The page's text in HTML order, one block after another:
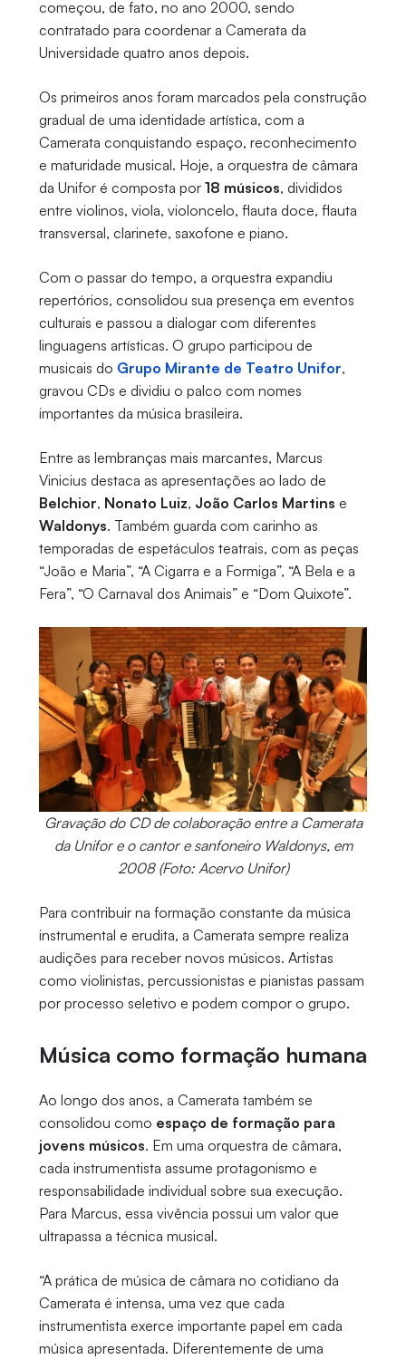
começou, de fato, no ano 2000, sendo
contratado para coordenar a Camerata da
Universidade quatro anos depois.
Os primeiros anos foram marcados pela construção
gradual de uma identidade artística, com a
Camerata conquistando espaço, reconhecimento
e maturidade musical. Hoje, a orquestra de câmara
da Unifor é composta por 18 músicos, divididos
entre violinos, viola, violoncelo, flauta doce, flauta
transversal, clarinete, saxofone e piano.
Com o passar do tempo, a orquestra expandiu
repertórios, consolidou sua presença em eventos
culturais e passou a dialogar com diferentes
linguagens artísticas. O grupo participou de
musicais do Grupo Mirante de Teatro Unifor,
gravou CDs e dividiu o palco com nomes
importantes da música brasileira.
Entre as lembranças mais marcantes, Marcus
Vinicius destaca as apresentações ao lado de
Belchior, Nonato Luiz, João Carlos Martins e
Waldonys. Também guarda com carinho as
temporadas de espetáculos teatrais, com as peças
“João e Maria”, “A Cigarra e a Formiga”, “A Bela e a
Fera”, “O Carnaval dos Animais” e “Dom Quixote”.
Gravação do CD de colaboração entre a Camerata
da Unifor e o cantor e sanfoneiro Waldonys, em
2008 (Foto: Acervo Unifor)
Para contribuir na formação constante da música
instrumental e erudita, a Camerata sempre realiza
audições para receber novos músicos. Artistas
como violinistas, percussionistas e pianistas passam
por processo seletivo e podem compor o grupo.
Música como formação humana
Ao longo dos anos, a Camerata também se
consolidou como espaço de formação para
jovens músicos. Em uma orquestra de câmara,
cada instrumentista assume protagonismo e
responsabilidade individual sobre sua execução.
Para Marcus, essa vivência possui um valor que
ultrapassa a técnica musical.
“A prática de música de câmara no cotidiano da
Camerata é intensa, uma vez que cada
instrumentista exerce importante papel em cada
música apresentada. Diferentemente de uma